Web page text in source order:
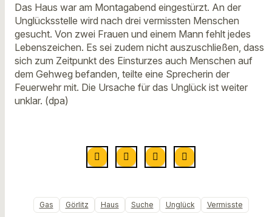
Das Haus war am Montagabend eingestürzt. An der
Unglücksstelle wird nach drei vermissten Menschen
gesucht. Von zwei Frauen und einem Mann fehlt jedes
Lebenszeichen. Es sei zudem nicht auszuschließen, dass
sich zum Zeitpunkt des Einsturzes auch Menschen auf
dem Gehweg befanden, teilte eine Sprecherin der
Feuerwehr mit. Die Ursache für das Unglück ist weiter
unklar. (dpa)
Gas Görlitz Haus Suche Unglück Vermisste